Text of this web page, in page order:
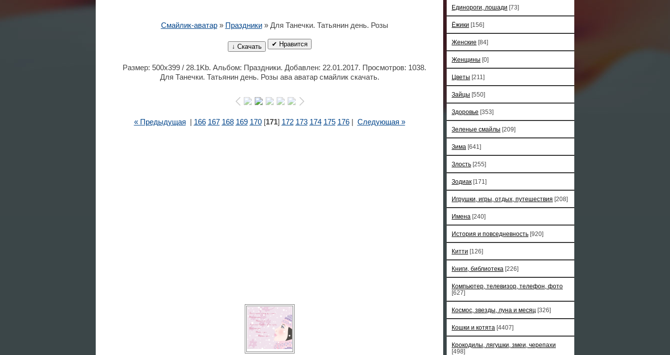
Смайлик-аватар» Праздники» Для Танечки. Татьянин день. Розы
↓ Скачать ✔ Нравится
Размер: 500x399 / 28.1Kb. Альбом: Праздники. Добавлен: 22.01.2017. Просмотров: 1038.
Для Танечки. Татьянин день. Розы ава аватар смайлик скачать.
« Предыдущая 166 167 168 169 170[171] 172 173 174 175 176| Следующая »
Единороги, лошади [73]
Ёжики [156]
Женские [84]
Женщины [0]
Цветы [211]
Зайцы [550]
Здоровье [353]
Зеленые смайлы [209]
Зима [641]
Злость [255]
Зодиак [171]
Игрушки, игры, отдых, путешествия [208]
Имена [240]
История и повседневность [920]
Китти [126]
Книги, библиотека [226]
Компьютер, телевизор, телефон, фото
[627]
Космос, звезды, луна и месяц [326]
Кошки и котята [4407]
Крокодилы, лягушки, змеи, черепахи
[498]